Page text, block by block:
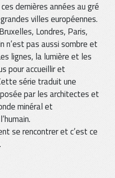
dernières années au gré
villes européennes.
Londres, Paris,
n’est pas aussi sombre et
lignes, la lumière et les
pour accueillir et
série traduit une
par les architectes et
minéral et
se rencontrer et c’est ce